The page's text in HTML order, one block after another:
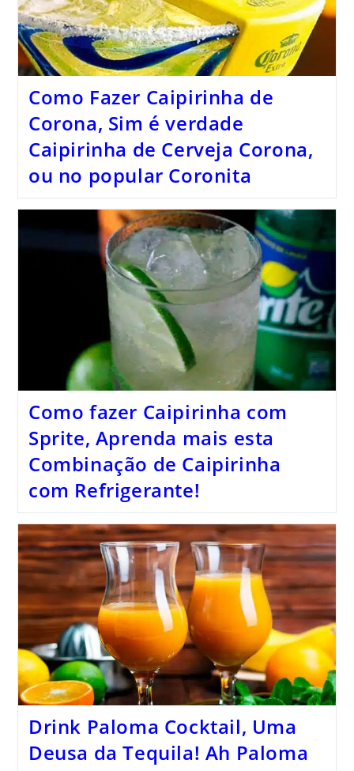
Como Fazer Caipirinha de
Corona, Sim é verdade
Caipirinha de Cerveja Corona,
ou no popular Coronita
Como fazer Caipirinha com
Sprite, Aprenda mais esta
Combinação de Caipirinha
com Refrigerante!
Drink Paloma Cocktail, Uma
Deusa da Tequila! Ah Paloma